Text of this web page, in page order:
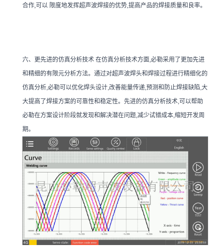
合作,可以 限度地发挥超声波焊接的优势,提高产品的焊接质量和良率。
六、更先进的仿真分析技术 在仿真分析技术方面,必勒采用了更加先进
和精细的有限元分析方法。通过对超声波焊头和焊接过程进行精细化的
仿真分析,必勒可以优化焊头设计,改善能量传递,预测和防止焊接缺陷,大
大提高了焊接方案的可靠性和稳定性。先进的仿真分析技术,可以帮助
必勒在方案设计阶段就发现和解决潜在问题,减少试错成本,缩短开发周
期。